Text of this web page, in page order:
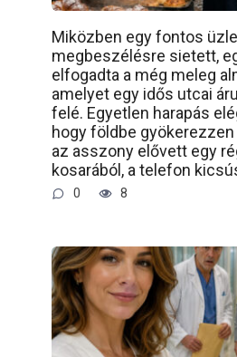
Miközben egy fontos
megbeszélésre sietett,
elfogadta a még meleg
amelyet egy idős utcai
felé. Egyetlen harapás
hogy földbe
az asszony elővett egy
kosarából, a telefon
0 8